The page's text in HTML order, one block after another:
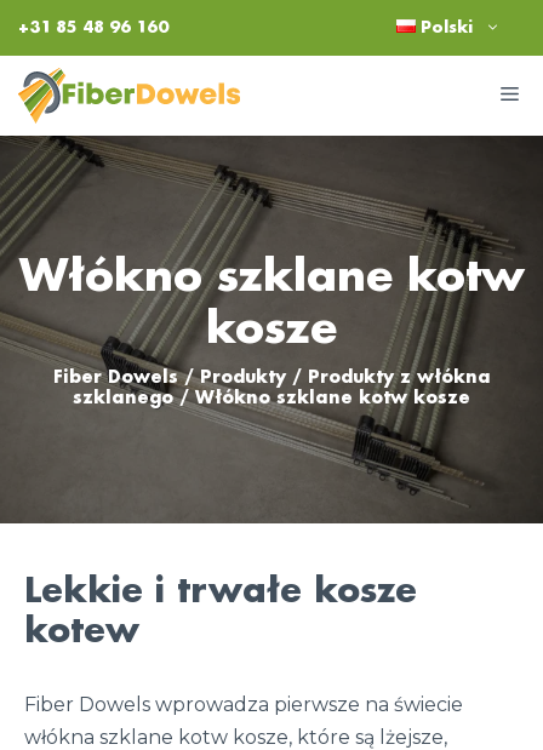
Przejdź
treści
+31 85 48 96 160 Polski
Włókno szklane kotw
kosze
Fiber Dowels/Produkty/
Produkty z włókna
szklanego/ Włókno szklane kotw kosze
Lekkie i trwałe kosze
kotew
Fiber Dowels wprowadza pierwsze na świecie
włókna szklane kotw kosze, które są lżejsze,